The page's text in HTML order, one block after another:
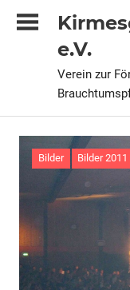
Inhalt
e.V.
Verein zur
Bilder Bilder 2011